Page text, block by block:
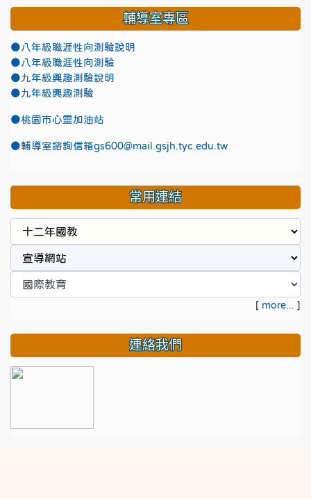
輔導室專區
●八年級職涯性向測驗說明
●八年級職涯性向測驗
●九年級興趣測驗說明
●九年級興趣測驗
●桃園市心靈加油站
●輔導室諮詢信箱gs600@mail.gsjh.tyc.edu.tw
常用連結
[ more... ]
連絡我們